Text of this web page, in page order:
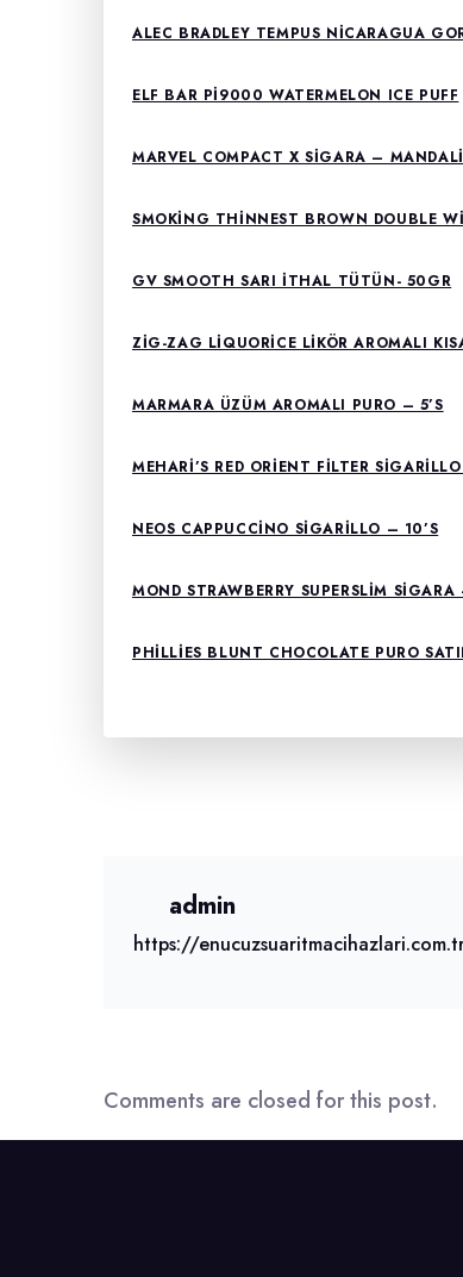
ALEC BRADLEY TEMPUS NICARAGUA
ELF BAR PI9000 WATERMELON ICE PUFF
MARVEL COMPACT X SIGARA –
SMOKING THINNEST BROWN DOUBLE
GV SMOOTH SARI ITHAL TÜTÜN- 50GR
ZIG-ZAG LIQUORICE LIKÖR AROMALI
MARMARA ÜZÜM AROMALI PURO – 5’S
MEHARI’S RED ORIENT FILTER
NEOS CAPPUCCINO SIGARILLO – 10’S
MOND STRAWBERRY SUPERSLIM
PHILLIES BLUNT CHOCOLATE PURO
admin
https://
Comments are closed for this post.